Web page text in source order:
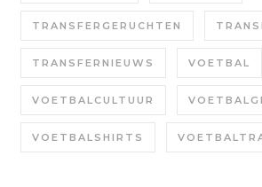
TRANSFERGERUCHTEN
TRANSFERNIEUWS VOETBAL
VOETBALCULTUUR
VOETBALSHIRTS